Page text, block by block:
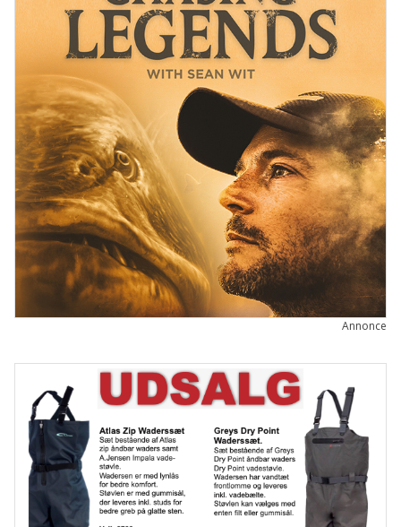
FLUESTANG GEOFF ANDERSON
GUIDELINE HODGMAN NORMARK
OKUMA PATAGONIA
POWERVISION SAGE SAVAGE GEAR
SHIMANO SMITH CREEK SPINNEHJUL
SPINNER SPINNESTANG
WATERWORKS-LAMSON WESTIN
WOBLER
Annonce